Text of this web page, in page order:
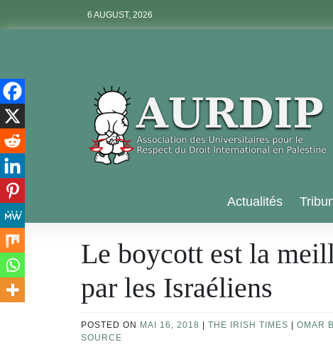
6 AUGUST, 2026
Aurdip
Actualités
Le boycott est la
par les Israéliens
POSTED ON MAI 16, 2018 THE IRISH TIMES OMAR
SOURCE